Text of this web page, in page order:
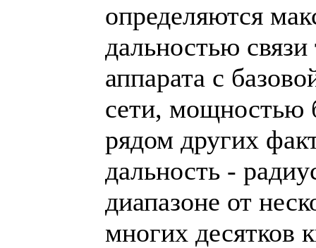
определяются
дальностью
аппарата с
сети, мощностью
рядом других
дальность -
диапазоне от
многих десятков